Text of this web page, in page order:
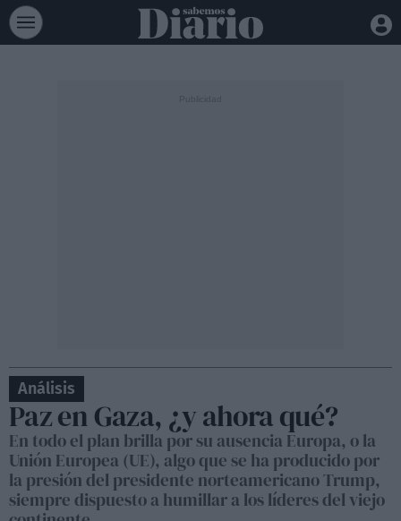
Análisis
Paz en Gaza, ¿y ahora qué?
En todo el plan brilla por su ausencia Europa, o la
Unión Europea (UE), algo que se ha producido por
la presión del presidente norteamericano Trump,
siempre dispuesto a humillar a los líderes del viejo